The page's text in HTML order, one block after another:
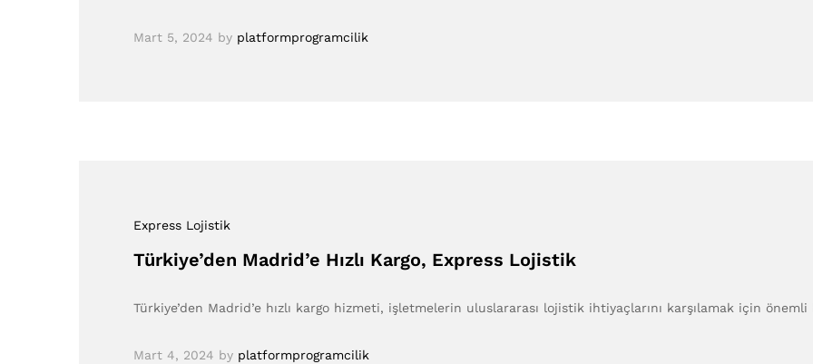
Mart 5, 2024 by platformprogramcilik
Express Lojistik
Türkiye’den Madrid’e Hızlı Kargo, Express Lojistik
Türkiye’den Madrid’e hızlı kargo hizmeti, işletmelerin uluslararası lojistik ihtiyaçlarını karşılamak için
Mart 4, 2024 by platformprogramcilik